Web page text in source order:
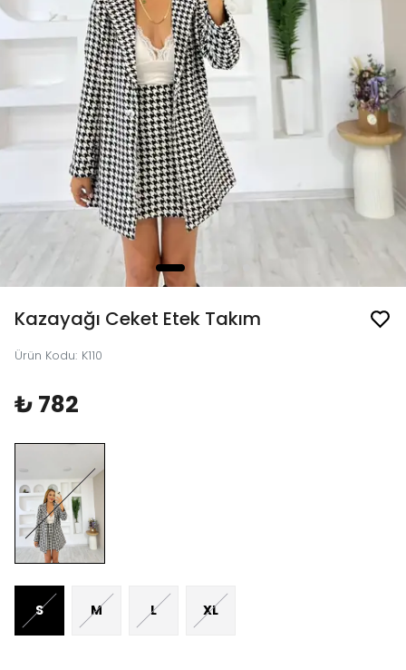
Kazayağı Ceket Etek Takım
Ürün Kodu: K110
₺ 782
S M L XL